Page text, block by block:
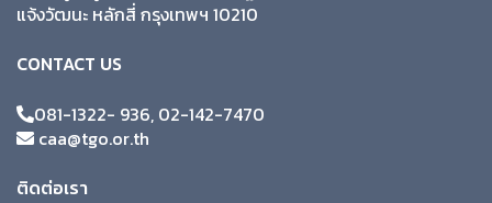
แจ้งวัฒนะ หลักสี่ กรุงเทพฯ 10210
CONTACT US
081-1322- 936, 02-142-7470
caa@tgo.or.th
ติดต่อเรา